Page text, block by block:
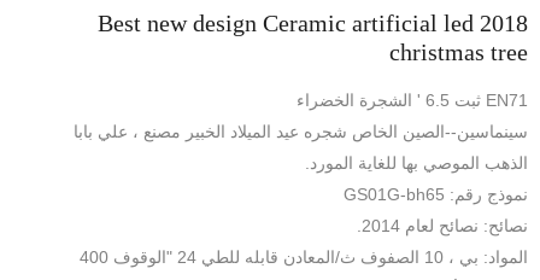
2018 Best new design Ceramic artificial led
christmas tree
EN71 ثبت 6.5 ' الشجرة الخضراء
سينماسين--الصين الخاص شجره عيد الميلاد الخبير مصنع ، علي بابا
الذهب الموصي بها للغاية المورد.
نموذج رقم: GS01G-bh65
نصائح: نصائح لعام 2014.
المواد: بي ، 10 الصفوف ث/المعادن قابله للطي 24 "الوقوف 400